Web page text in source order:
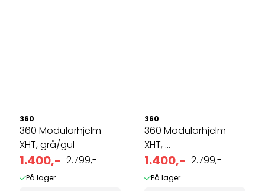
360
360 Modularhjelm
XHT, grå/gul
1.400,- 2.799,-
På lager
360
360 Modularhjelm
XHT, ...
1.400,- 2.799,-
På lager